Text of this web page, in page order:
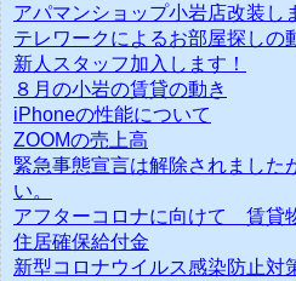
アパマンショップ小岩店改装し
テレワークによるお部屋探しの
新人スタッフ加入します！
８月の小岩の賃貸の動き
iPhoneの性能について
ZOOMの売上高
緊急事態宣言は解除されました
い。
アフターコロナに向けて 賃貸
住居確保給付金
新型コロナウイルス感染防止対